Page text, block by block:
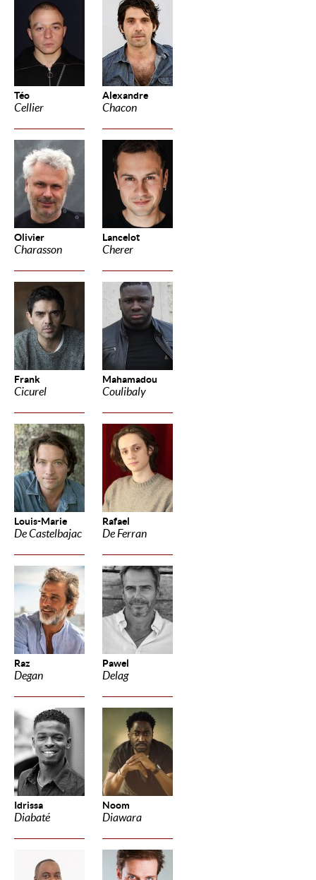
Téo
Cellier
Alexandre
Chacon
Olivier
Charasson
Lancelot
Cherer
Frank
Cicurel
Mahamadou
Coulibaly
Louis-Marie
De Castelbajac
Rafael
De Ferran
Raz
Degan
Pawel
Delag
Idrissa
Diabaté
Noom
Diawara